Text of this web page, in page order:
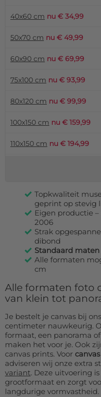
40x60 cm nu € 34,99
50x70 cm nu € 49,99
60x90 cm nu € 69,99
75x100 cm nu € 93,99
80x120 cm nu € 99,99
100x150 cm nu € 159,99
110x150 cm nu € 194,99
Topkwaliteit
geprint op stevig
Eigen productie
2006
Strak
dibond
Standaard
Alle formaten
cm
Alle formaten foto
van klein tot
Je bestelt je canvas bij
centimeter nauwkeurig.
formaat, een panorama
maken het voor je. Ook
canvas prints. Voor
adviseren wij onze extra
variant. Deze uitvoering
grootformaat en zorgt
langdurige vormvastheid.